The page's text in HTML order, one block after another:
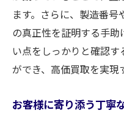
ます。さらに、製造番
の真正性を証明する手
い点をしっかりと確認
ができ、高価買取を実現
お客様に寄り添う丁寧